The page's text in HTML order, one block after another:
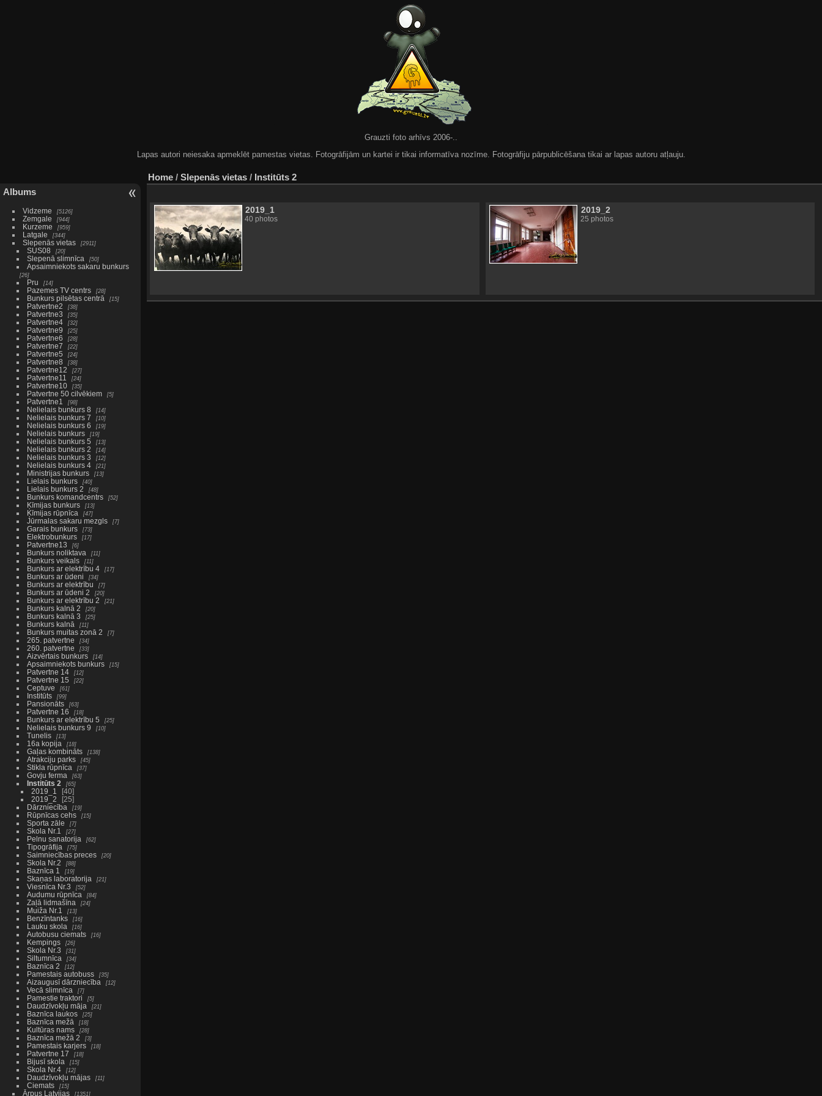
Grauzti foto arhīvs 2006-..
Lapas autori neiesaka apmeklēt pamestas vietas. Fotogrāfijām un kartei ir tikai informatīva nozīme. Fotogrāfiju pārpublicēšana tikai ar lapas autoru atļauju.
Albums
Vidzeme 5126
Zemgale 944
Kurzeme 959
Latgale 344
Slepenās vietas 2911
SUS08 20
Slepenā slimnīca 50
Apsaimniekots sakaru bunkurs
26
Pru 14
Pazemes TV centrs 28
Bunkurs pilsētas centrā 15
Patvertne2 38
Patvertne3 35
Patvertne4 32
Patvertne9 25
Patvertne6 28
Patvertne7 22
Patvertne5 24
Patvertne8 38
Patvertne12 27
Patvertne11 24
Patvertne10 35
Patvertne 50 cilvēkiem 5
Patvertne1 98
Nelielais bunkurs 8 14
Nelielais bunkurs 7 10
Nelielais bunkurs 6 19
Nelielais bunkurs 19
Nelielais bunkurs 5 13
Nelielais bunkurs 2 14
Nelielais bunkurs 3 12
Nelielais bunkurs 4 21
Ministrijas bunkurs 13
Lielais bunkurs 40
Lielais bunkurs 2 48
Bunkurs komandcentrs 52
Ķīmijas bunkurs 13
Ķīmijas rūpnīca 47
Jūrmalas sakaru mezgls 7
Garais bunkurs 73
Elektrobunkurs 17
Patvertne13 6
Bunkurs noliktava 11
Bunkurs veikals 11
Bunkurs ar elektrību 4 17
Bunkurs ar ūdeni 34
Bunkurs ar elektrību 7
Bunkurs ar ūdeni 2 20
Bunkurs ar elektrību 2 21
Bunkurs kalnā 2 20
Bunkurs kalnā 3 25
Bunkurs kalnā 11
Bunkurs muitas zonā 2 7
265. patvertne 34
260. patvertne 33
Aizvērtais bunkurs 14
Apsaimniekots bunkurs 15
Patvertne 14 12
Patvertne 15 22
Ceptuve 61
Institūts 99
Pansionāts 63
Patvertne 16 18
Bunkurs ar elektrību 5 25
Nelielais bunkurs 9 10
Tunelis 13
16a kopija 18
Gaļas kombināts 138
Atrakciju parks 45
Stikla rūpnīca 37
Govju ferma 63
Institūts 2 65
2019_1
40
2019_2
25
Dārzniecība
19
Rūpnīcas cehs 15
Sporta zāle 7
Skola Nr.1 27
Pelnu sanatorija 62
Tipogrāfija 75
Saimniecības preces 20
Skola Nr.2 88
Baznīca 1 19
Skaņas laboratorija 21
Viesnīca Nr.3 52
Audumu rūpnīca 84
Zaļā lidmašīna 24
Muiža Nr.1 13
Benzīntanks 16
Lauku skola 16
Autobusu ciemats 16
Kempings 26
Skola Nr.3 31
Siltumnīca 34
Baznīca 2 12
Pamestais autobuss 35
Aizaugusī dārzniecība 12
Vecā slimnīca 7
Pamestie traktori 5
Daudzīvokļu māja 21
Baznīca laukos 25
Baznīca mežā 18
Kultūras nams 28
Baznīca mežā 2 3
Pamestais karjers 18
Patvertne 17 18
Bijusī skola 15
Skola Nr.4 12
Daudzīvokļu mājas 11
Ciemats 15
Ārpus Latvijas 1351
Home / Slepenās vietas / Institūts 2
2019_1
40 photos
2019_2
25 photos